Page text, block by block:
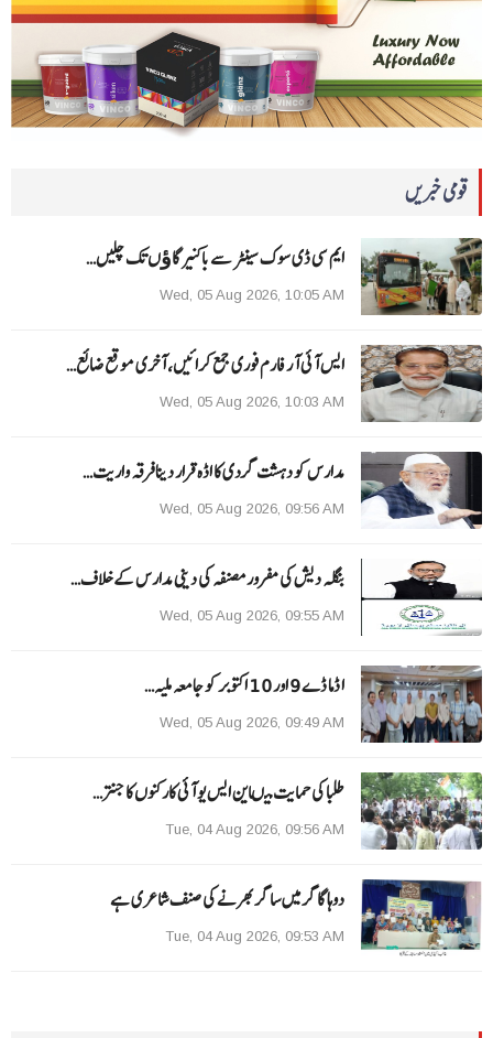
قومی خبریں
ایم سی ڈی سوک سینٹر سے باکنیر گاﺅں تک چلیں…
Wed, 05 Aug 2026, 10:05 AM
ایس آئی آر فارم فوری جمع کرائیں، آخری موقع ضائع…
Wed, 05 Aug 2026, 10:03 AM
مدارس کو دہشت گردی کا اڈہ قرار دینا فرقہ واریت…
Wed, 05 Aug 2026, 09:56 AM
بنگلہ دیش کی مفرور مصنفہ کی دینی مدارس کے خلاف…
Wed, 05 Aug 2026, 09:55 AM
ا ڈما ڈے 9 اور 10 اکتوبر کو جامعہ ملیہ…
Wed, 05 Aug 2026, 09:49 AM
طلبا کی حمایت میںاین ایس یو آئی کارکنوں کا جنتر…
Tue, 04 Aug 2026, 09:56 AM
دوہا گاگر میں ساگر بھرنے کی صنف شاعری ہے
Tue, 04 Aug 2026, 09:53 AM